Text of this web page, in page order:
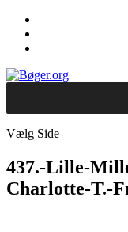
Vælg Side
437.-Lille-
Charlotte-T.-